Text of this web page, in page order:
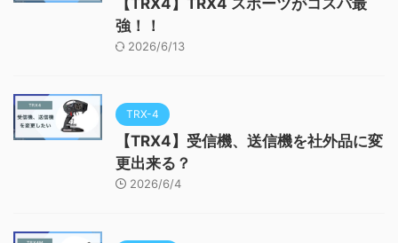
強！！
2026/6/13
TRX-4
【TRX4】受信機、送信機を社外品に変
更出来る？
2026/6/4